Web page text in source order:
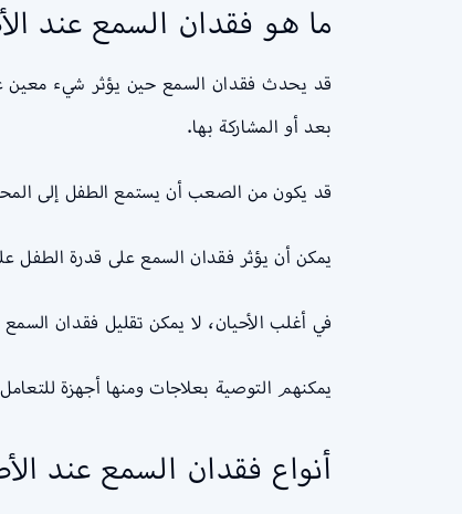
ما هو فقدان السمع عند
قد يحدث فقدان السمع حين يؤثر شيء معين
بعد أو المشاركة بها.
قد يكون من الصعب أن يستمع الطفل إلى
يمكن أن يؤثر فقدان السمع على قدرة الطفل
في أغلب الأحيان، لا يمكن تقليل فقدان
يمكنهم التوصية بعلاجات ومنها أجهزة
أنواع فقدان السمع عند